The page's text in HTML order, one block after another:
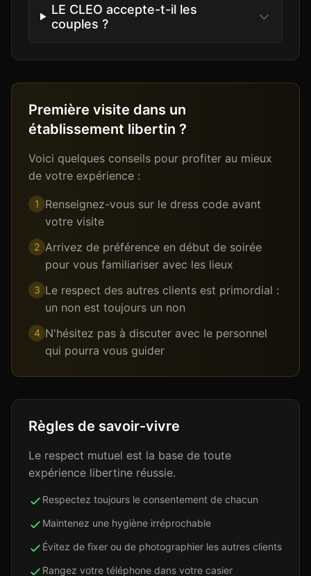
LE CLEO accepte-t-il les
couples ?
Première visite dans un
établissement libertin ?
Voici quelques conseils pour profiter au mieux
de votre expérience :
1
Renseignez-vous sur le dress code avant
votre visite
2 Arrivez de préférence en début de soirée
pour vous familiariser avec les lieux
3 Le respect des autres clients est primordial :
un non est toujours un non
4 N'hésitez pas à discuter avec le personnel
qui pourra vous guider
Règles de savoir-vivre
Le respect mutuel est la base de toute
expérience libertine réussie.
Respectez toujours le consentement de chacun
Maintenez une hygiène irréprochable
Évitez de fixer ou de photographier les autres clients
Rangez votre téléphone dans votre casier